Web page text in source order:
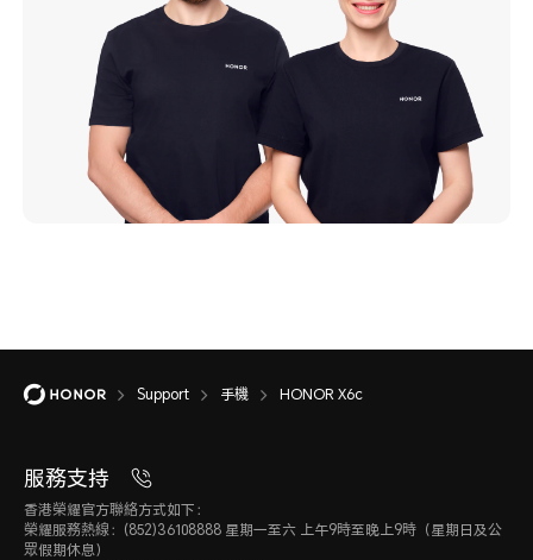
Support 手機 HONOR X6c
服務支持
香港榮耀官方聯絡方式如下：
榮耀服務熱線：(852)36108888 星期一至六 上午9時至晚上9時（星期日及公
眾假期休息）